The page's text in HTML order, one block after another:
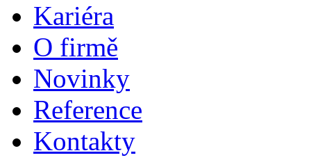
Kariéra
O firmě
Novinky
Reference
Kontakty